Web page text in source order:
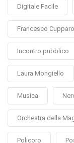
Digitale Facile
Francesco Cupparo
Incontro pubblico
Laura Mongiello
Musica
Orchestra della
Policoro